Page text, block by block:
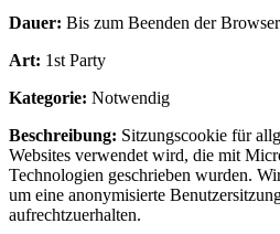
Dauer: Bis zum Beenden der
Art: 1st Party
Kategorie: Notwendig
Beschreibung: Sitzungscookie für
Websites verwendet wird, die mit
Technologien geschrieben wurden.
um eine anonymisierte
aufrechtzuerhalten.